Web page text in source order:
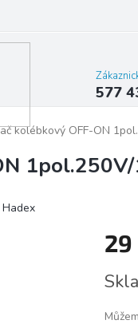
577
kolébkový OFF-ON
Hadex
29
cena: